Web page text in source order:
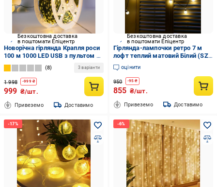
Безкоштовна доставка
в поштомати Епіцентр
Новорічна гірлянда Крапля роси
100 м 1000 LED USB з пультом 8
режимів провід зелений для
прикраси ялинки Теплий білий
(Е500315)
8 3 варіанти
1 998 -999₴
999 ₴/шт.
Привеземо Доставимо
Безкоштовна доставка
в поштомати Епіцентр
Гірлянда-лампочки ретро 7 м
лофт теплий матовий Білий (SZ-
1365-07)
оцінити
950 -95 ₴
855 ₴/шт.
Привеземо Доставимо